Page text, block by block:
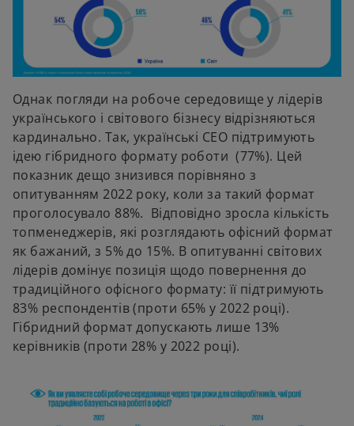
Однак погляди на робоче середовище у лідерів
українського і світового бізнесу відрізняються
кардинально. Так, українські СЕО підтримують
ідею гібридного формату роботи (77%). Цей
показник дещо знизився порівняно з
опитуванням 2022 року, коли за такий формат
проголосувало 88%. Відповідно зросла кількість
топменеджерів, які розглядають офісний формат
як бажаний, з 5% до 15%. В опитуванні світових
лідерів домінує позиція щодо повернення до
традиційного офісного формату: її підтримують
83% респондентів (проти 65% у 2022 році).
Гібридний формат допускають лише 13%
керівників (проти 28% у 2022 році).